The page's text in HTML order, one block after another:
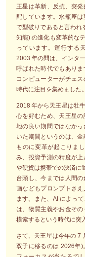
王星は革新、反抗、突
配しています。水瓶座
で型破りであると言われ
知能) の進化も変革的な
っています。運行する
2003 年の間は、インタ
呼ばれた時代でもあり
コンピューターがチェ
時代に注目を集めました。
2018 年から天王星は牡
心を好むため、天王星
地の良い期間ではなか
いた期間というのは、
ものに変革が起こりま
み、投資予測の精度が
や硬貨は携帯での決済に
台頭し、今までは人間
画などもプロンプトさ
ます。また、AI によっ
は、物質主義やお金そ
模索するという時代に突
さて、天王星は今年の 7
双子に移るのは 2026年)